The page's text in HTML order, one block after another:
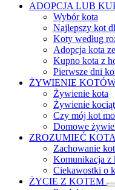
ADOPCJA LUB
Wybór kota
Najlepszy kot
Koty według
Adopcja kota
Kupno kota z
Pierwsze dni
ŻYWIENIE
Żywienie kota
Żywienie kociąt
Czy mój kot
Domowe
ZROZUMIEĆ KOTA
Zachowanie
Komunikacja z
Ciekawostki o
ŻYCIE Z KOTEM